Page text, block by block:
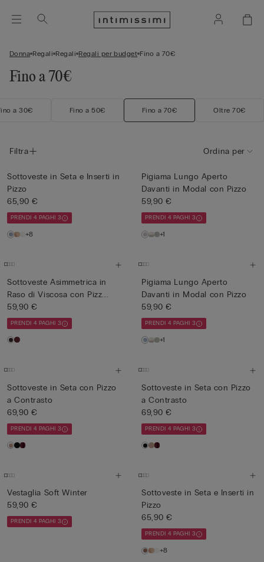
Donna Regali Regali Regali per budget Fino a 70€
Fino a 70€
a 30€ Fino a 50€ Fino a 70€ Oltre 70€
Filtra Ordina per
Sottoveste in Seta e Inserti in
Pizzo
65,90 €
PRENDI 4 PAGHI 3
+8
Pigiama Lungo Aperto
Davanti in Modal con Pizzo
59,90 €
PRENDI 4 PAGHI 3
+1
Sottoveste Asimmetrica in
Raso di Viscosa con Pizz...
59,90 €
PRENDI 4 PAGHI 3
Pigiama Lungo Aperto
Davanti in Modal con Pizzo
59,90 €
PRENDI 4 PAGHI 3
+1
Sottoveste in Seta con Pizzo
a Contrasto
69,90 €
PRENDI 4 PAGHI 3
Sottoveste in Seta con Pizzo
a Contrasto
69,90 €
PRENDI 4 PAGHI 3
Vestaglia Soft Winter
59,90 €
PRENDI 4 PAGHI 3
Sottoveste in Seta e Inserti in
Pizzo
65,90 €
PRENDI 4 PAGHI 3
+8